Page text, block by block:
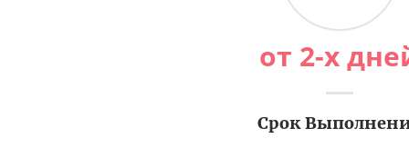
от 2-х
Срок